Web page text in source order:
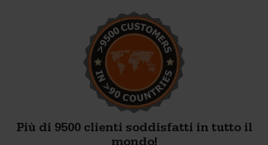
Più di 9500 clienti soddisfatti in tutto il